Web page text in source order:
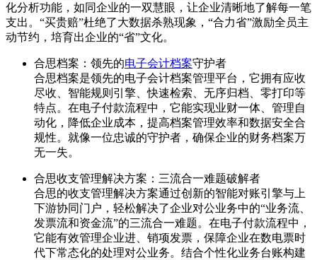
化分析功能，如同企业的一双慧眼，让企业清晰地了解每一笔
支出。“买贵赔”杜绝了大数据杀熟现象，“合力省”激励全员主
动节约，培育出企业的“省”文化。
合思档案：领先的电子会计档案守护者
合思档案是领先的电子会计档案管理平台，它拥有应收
尽收、智能规则引擎、快速检索、无序归档、零打印等
特点。在电子付款流程中，它能实现业财一体、管理自
动化，降低企业成本，提高档案管理效率和数据安全合
规性。就像一位忠诚的守护者，确保企业的财务档案万
无一失。
合思收支管理解决方案：三流合一难题破解者
合思的收支管理解决方案通过创新的智能对账引擎与上
下游协同门户，轻松解决了企业对公业务中的“业务流、
发票流和资金流”的三流合一难题。在电子付款流程中，
它能有效管理企业进、销项发票，保障企业在数电票时
代下常态化的处理对公业务。结合个性化业务台账构建